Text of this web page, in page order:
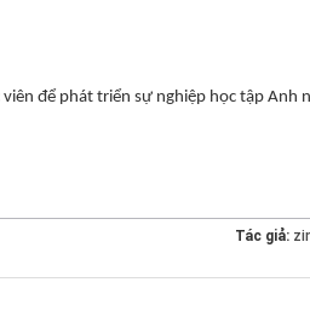
để phát triển sự nghiệp học tập Anh
Tác giả: